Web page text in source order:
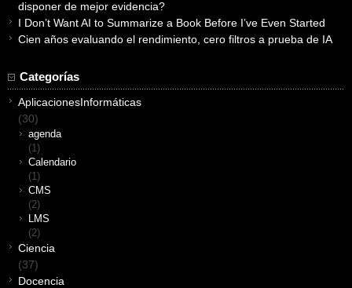
disponer de mejor evidencia?
I Don’t Want AI to Summarize a Book Before I’ve Even Started
Cien años evaluando el rendimiento, cero filtros a prueba de IA
Categorías
AplicacionesInformáticas
(30)
agenda
(1)
Calendario
(1)
CMS
(2)
LMS
(2)
Ciencia
(37)
Docencia